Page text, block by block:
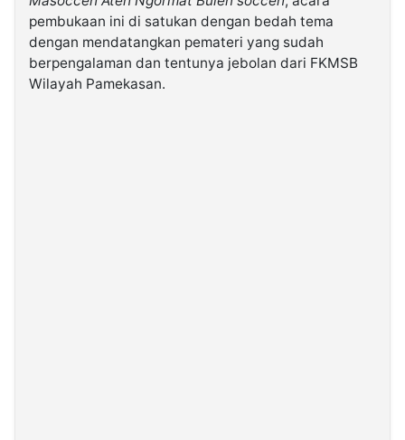
pembukaan ini di satukan dengan bedah tema
dengan mendatangkan pemateri yang sudah
berpengalaman dan tentunya jebolan dari FKMSB
Wilayah Pamekasan.